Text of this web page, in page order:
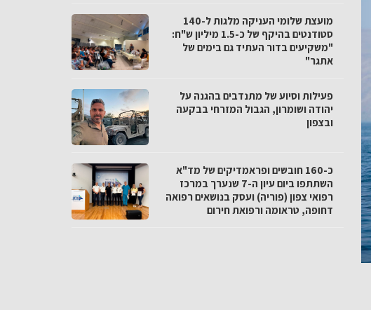
מועצת שלומי העניקה מלגות ל-140
סטודנטים בהיקף של כ-1.5 מיליון ש"ח:
"משקיעים בדור העתיד גם בימים של
אתגר"
פעילות וסיוע של מתנדבים בהגנה על
יהודה ושומרון, הגבול המזרחי בבקעה
ובצפון
כ-160 חובשים ופראמדיקים של מד"א
השתתפו ביום עיון ה-7 שנערך במרכז
רפואי צפון (פוריה) ועסק בנושאים רפואה
דחופה, טראומה ורפואת חירום